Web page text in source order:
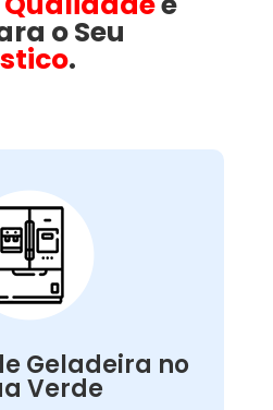
o Seu
.
Geladeira no
Verde
de
estão prontos para
elétricos, garantindo a
dos alimentos.